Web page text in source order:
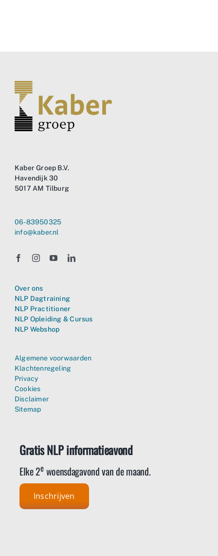
Kaber Groep B.V.
Havendijk 30
5017 AM Tilburg
06-83950325
info@kaber.nl
Over ons
NLP Dagtraining
NLP Practitioner
NLP Opleiding & Cursus
NLP Webshop
Algemene voorwaarden
Klachtenregeling
Privacy
Cookies
Disclaimer
Sitemap
Gratis NLP informatieavond
Elke 2ewoensdagavond van de maand.
Inschrijven